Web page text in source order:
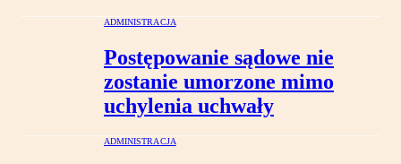
ADMINISTRACJA
Postępowanie sądowe nie
zostanie umorzone mimo
uchylenia uchwały
ADMINISTRACJA